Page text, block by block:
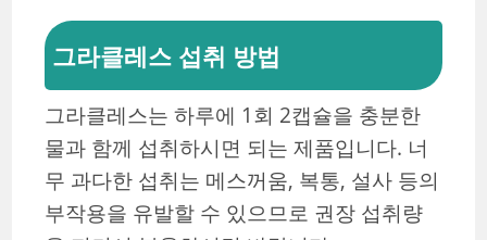
그라클레스 섭취 방법
그라클레스는 하루에 1회 2캡슐을 충분한
물과 함께 섭취하시면 되는 제품입니다. 너
무 과다한 섭취는 메스꺼움, 복통, 설사 등의
부작용을 유발할 수 있으므로 권장 섭취량